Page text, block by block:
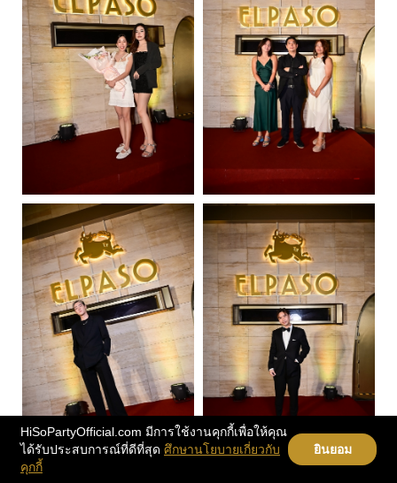
HiSoPartyOfficial.com มีการใช้งานคุกกี้เพื่อให้คุณ
ได้รับประสบการณ์ที่ดีที่สุด ศึกษานโยบายเกี่ยวกับ
คุกกี้
ยินยอม